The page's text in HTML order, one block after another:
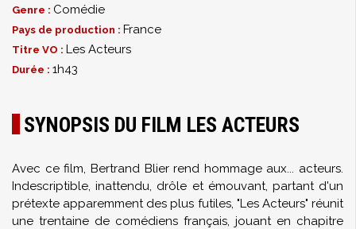
Genre : Comédie
Pays de production : France
Titre VO : Les Acteurs
Durée : 1h43
SYNOPSIS DU FILM LES ACTEURS
Avec ce film, Bertrand Blier rend hommage aux... acteurs.
Indescriptible, inattendu, drôle et émouvant, partant d'un
prétexte apparemment des plus futiles, "Les Acteurs" réunit
une trentaine de comédiens français, jouant en chapitre